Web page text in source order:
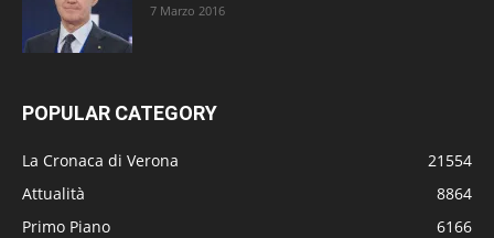
7 Marzo 2016
POPULAR CATEGORY
La Cronaca di Verona
21554
Attualità
8864
Primo Piano
6166